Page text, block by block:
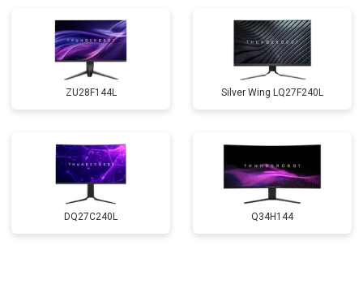
ZU28F144L Silver Wing LQ27F240L
DQ27C240L Q34H144